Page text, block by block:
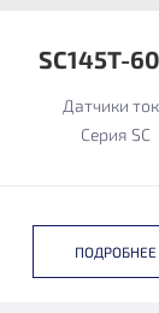
SC145T-
Датчики
Серия SC
ПОДРОБНЕЕ